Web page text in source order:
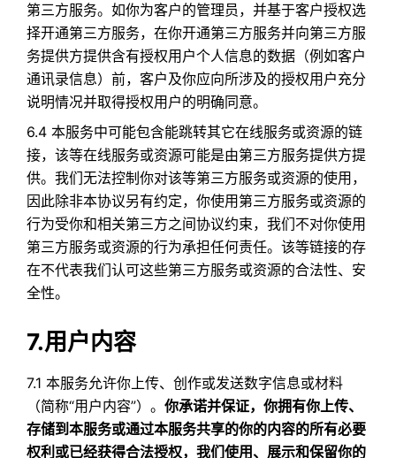
第三方服务。如你为客户的管理员，并基于客户授权选
择开通第三方服务，在你开通第三方服务并向第三方服
务提供方提供含有授权用户个人信息的数据（例如客户
通讯录信息）前，客户及你应向所涉及的授权用户充分
说明情况并取得授权用户的明确同意。
6.4 本服务中可能包含能跳转其它在线服务或资源的链
接，该等在线服务或资源可能是由第三方服务提供方提
供。我们无法控制你对该等第三方服务或资源的使用，
因此除非本协议另有约定，你使用第三方服务或资源的
行为受你和相关第三方之间协议约束，我们不对你使用
第三方服务或资源的行为承担任何责任。该等链接的存
在不代表我们认可这些第三方服务或资源的合法性、安
全性。
7.用户内容
7.1 本服务允许你上传、创作或发送数字信息或材料
（简称“用户内容”）。 你承诺并保证，你拥有你上传、
存储到本服务或通过本服务共享的你的内容的所有必要
权利或已经获得合法授权，我们使用、展示和保留你的